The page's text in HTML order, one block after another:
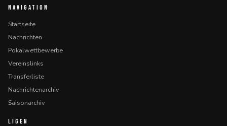
NAVIGATION
Startseite
Nachrichten
Pokalwettbewerbe
Vereinslinks
Transferliste
Nachrichtenarchiv
Saisonarchiv
LIGEN